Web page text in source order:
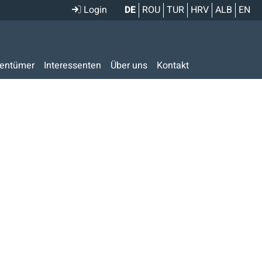
Login DE ROU TUR HRV ALB EN
Interessenten Über uns Kontakt